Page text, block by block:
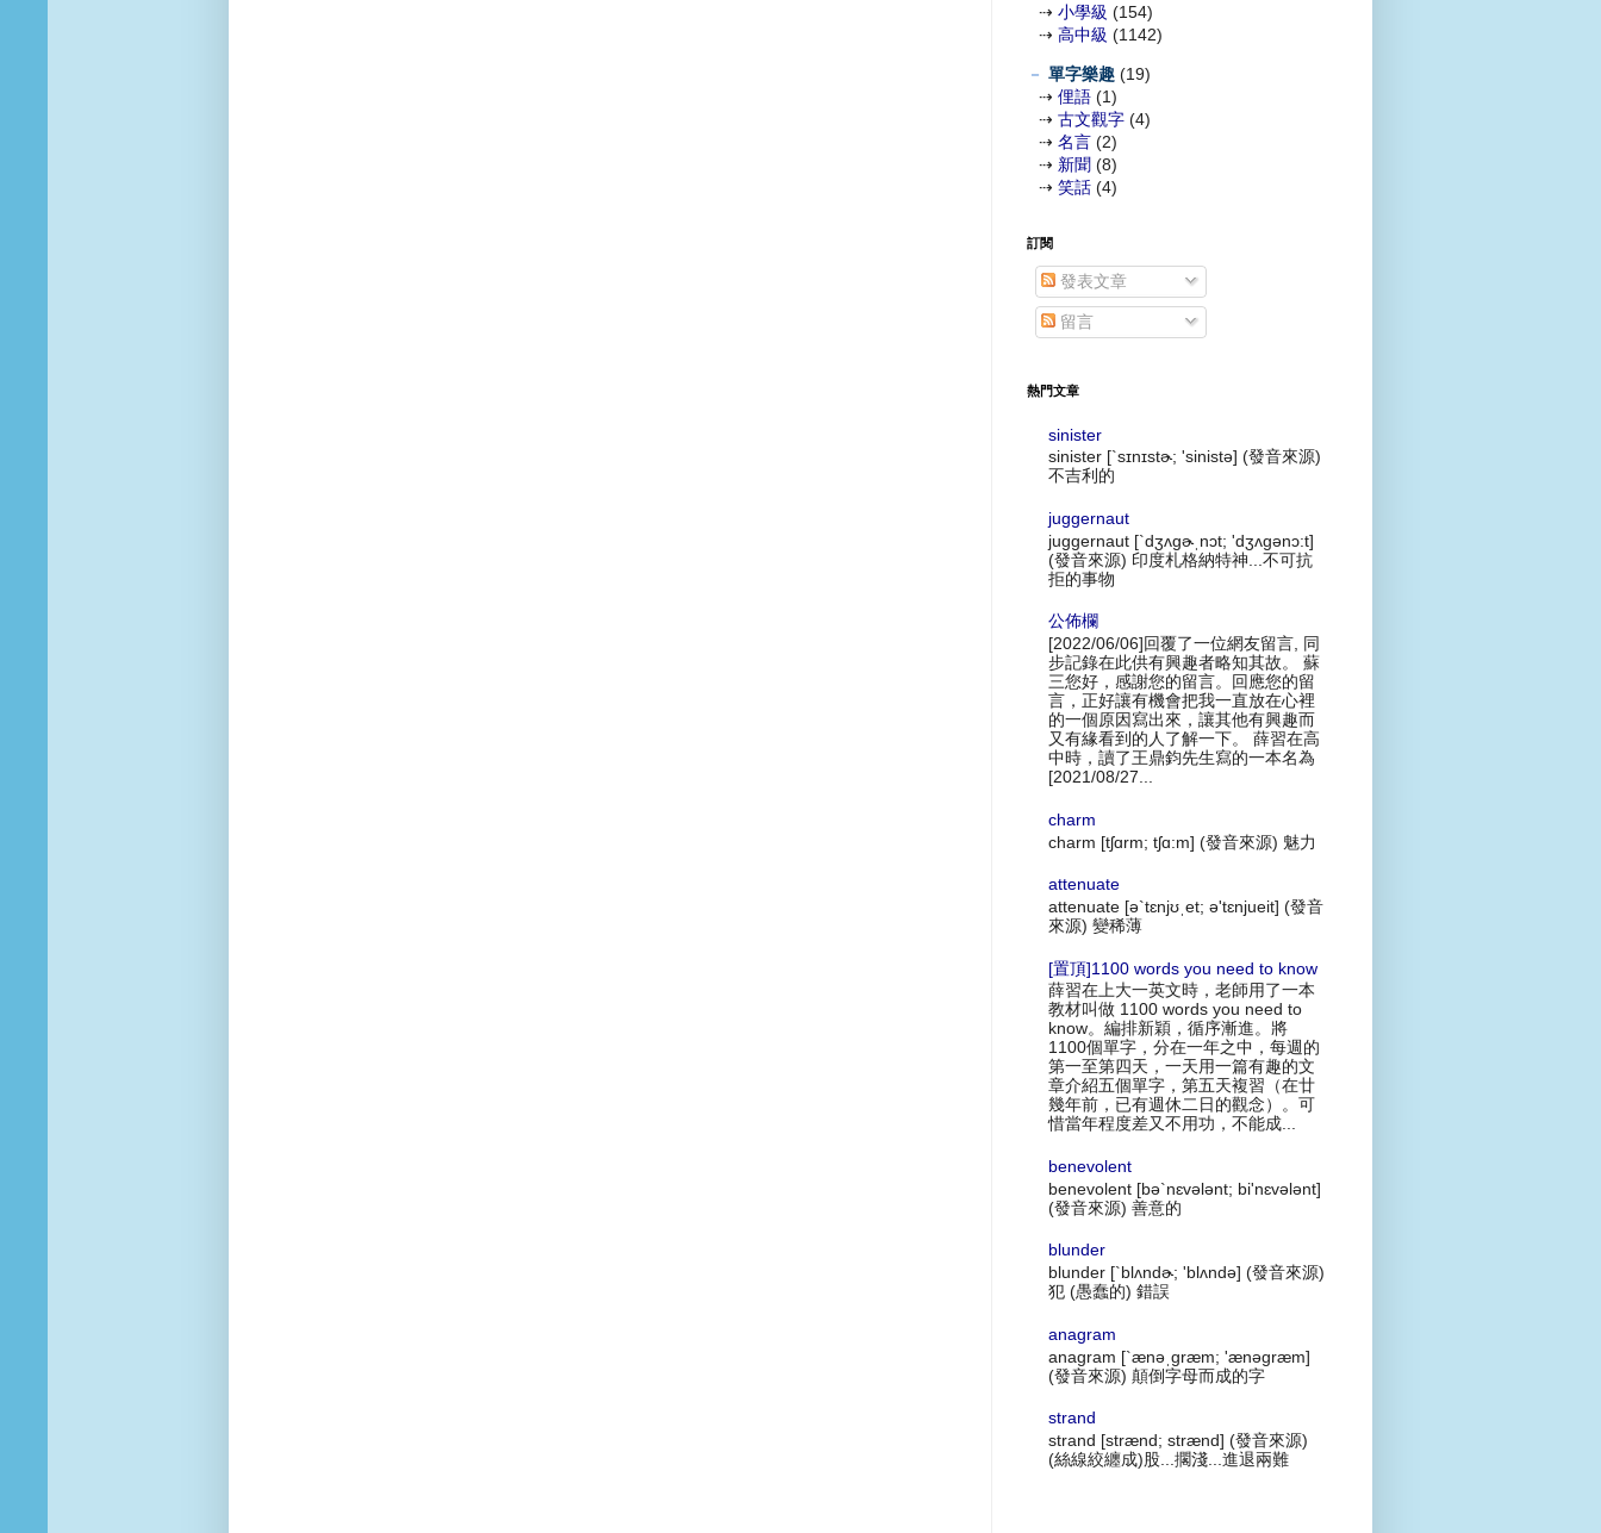
⇢ 小學級 (154)
⇢ 高中級 (1142)
－ 單字樂趣 (19)
⇢ 俚語 (1)
⇢ 古文觀字 (4)
⇢ 名言 (2)
⇢ 新聞 (8)
⇢ 笑話 (4)
訂閱
發表文章
留言
熱門文章
sinister
sinister [`sɪnɪstɚ; 'sinistə] (發音來源)
不吉利的
juggernaut
juggernaut [`dʒʌgɚˌnɔt; 'dʒʌgənɔ:t]
(發音來源) 印度札格納特神...不可抗
拒的事物
公佈欄
[2022/06/06]回覆了一位網友留言, 同
步記錄在此供有興趣者略知其故。 蘇
三您好，感謝您的留言。回應您的留
言，正好讓有機會把我一直放在心裡
的一個原因寫出來，讓其他有興趣而
又有緣看到的人了解一下。 薛習在高
中時，讀了王鼎鈞先生寫的一本名為
[2021/08/27...
charm
charm [tʃɑrm; tʃɑ:m] (發音來源) 魅力
attenuate
attenuate [ə`tɛnjʊˌet; ə'tɛnjueit] (發音
來源) 變稀薄
[置頂]1100 words you need to know
薛習在上大一英文時，老師用了一本
教材叫做 1100 words you need to
know。編排新穎，循序漸進。將
1100個單字，分在一年之中，每週的
第一至第四天，一天用一篇有趣的文
章介紹五個單字，第五天複習（在廿
幾年前，已有週休二日的觀念）。可
惜當年程度差又不用功，不能成...
benevolent
benevolent [bə`nɛvələnt; bi'nɛvələnt]
(發音來源) 善意的
blunder
blunder [`blʌndɚ; 'blʌndə] (發音來源)
犯 (愚蠢的) 錯誤
anagram
anagram [`ænəˌgræm; 'ænəgræm]
(發音來源) 顛倒字母而成的字
strand
strand [strænd; strænd] (發音來源)
(絲線絞纏成)股...擱淺...進退兩難